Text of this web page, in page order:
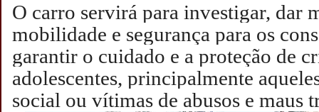
O carro servirá para investigar, dar
mobilidade e segurança para os
garantir o cuidado e a proteção de
adolescentes, principalmente
social ou vítimas de abusos e maus